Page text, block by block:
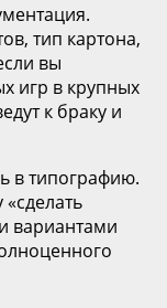
тип картона,
вы
игр в крупных
к браку и
в типографию.
вариантами